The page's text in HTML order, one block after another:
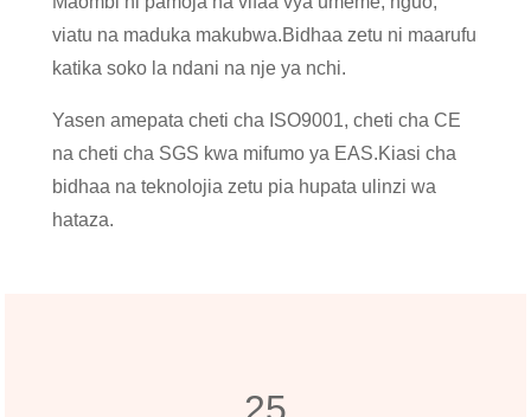
viatu na maduka makubwa.Bidhaa zetu ni maarufu
katika soko la ndani na nje ya nchi.
Yasen amepata cheti cha ISO9001, cheti cha CE
na cheti cha SGS kwa mifumo ya EAS.Kiasi cha
bidhaa na teknolojia zetu pia hupata ulinzi wa
hataza.